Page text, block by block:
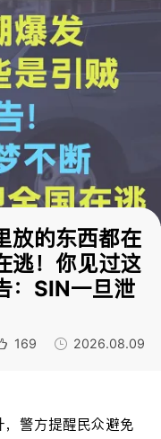
放的东西都在
逃！你见过这
：SIN一旦泄
169 2026.08.09
警方提醒民众避免